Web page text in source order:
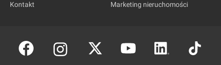
Kontakt Marketing nieruchomości